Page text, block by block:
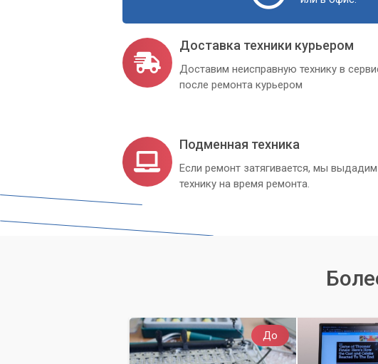
Доставка техники курьером
Доставим неисправную технику в
после ремонта курьером
Подменная техника
Если ремонт затягивается, мы
технику на время ремонта.
До